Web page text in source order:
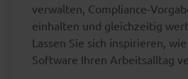
verwalten, Compliance-
einhalten und gleichzeitig
Lassen Sie sich inspirieren,
Software Ihren Arbeitsalltag